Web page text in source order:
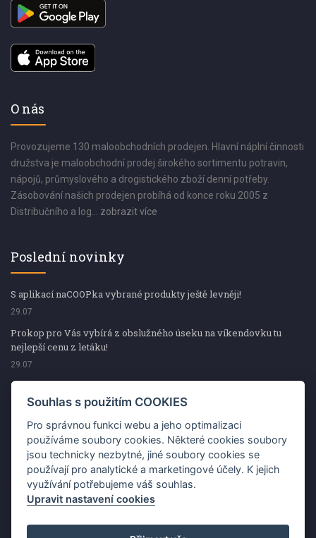
O nás
Provozujeme 130 maloobchodních prodejen. Hlavní náplní činnosti
družstva je maloobchodní prodej širokého sortimentu potravin,
nápojů, průmyslového a drogistického zboží denní potřeby.
Zásobování našich prodejen probíhá od konce roku 2005 z
Distribučního a log... zobrazit více
Poslední novinky
S aplikací naCOOPka vybrané produkty ještě levněji!
29.07
Prokop pro Vás vybírá z obslužného úseku na víkendovku tu
nejlepší cenu z letáku!
29.07
Prokop pro Vás vybírá z obslužného úseku na víkendovku tu
nejlepší cenu z letáku!
Kup špekáčky od Váhaly a vyhraj s naCOOPkou sekerku Fiskars
29.07
Prokop pro Vás vybírá na víkendovku ty nejlepší ceny z letáku!
29.07
Souhlas s použitím COOKIES
Pro správnou funkci webu a jeho optimalizaci
používáme soubory cookies. Některé cookies soubory
jsou technicky nezbytné, jiné soubory cookies se
používají pro analytické a marketingové účely. K jejich
využívání potřebujeme váš souhlas.
Upravit nastavení cookies